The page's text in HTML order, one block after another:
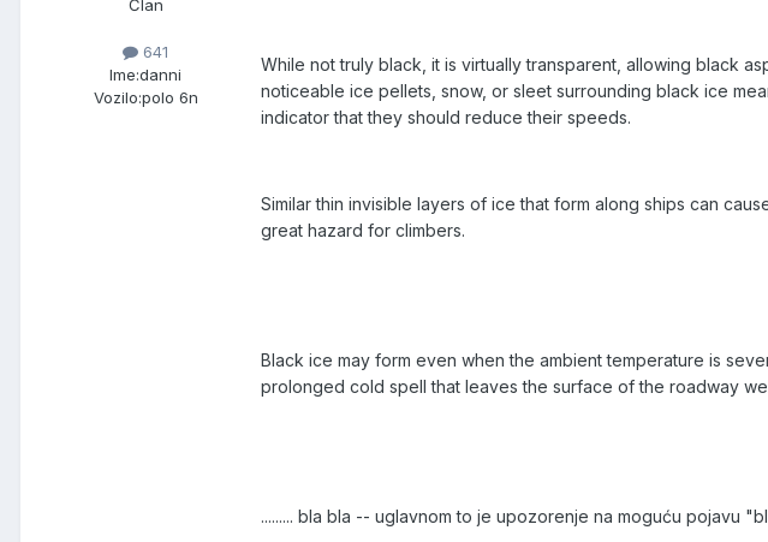
Član
641
Ime:danni
Vozilo:polo 6n
While not truly black, it is virtually transparent, allowing black
noticeable ice pellets, snow, or sleet surrounding black ice
indicator that they should reduce their speeds.
Similar thin invisible layers of ice that form along ships can
great hazard for climbers.
Black ice may form even when the ambient temperature is
prolonged cold spell that leaves the surface of the roadway
......... bla bla -- uglavnom to je upozorenje na moguću pojavu